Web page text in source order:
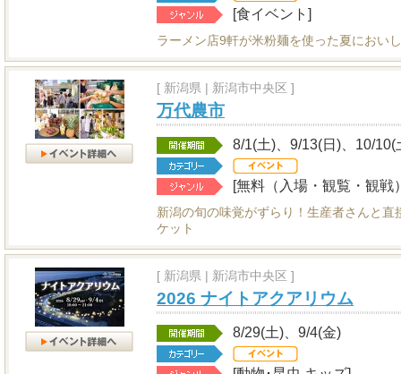
[食イベント]
ラーメン店9軒が米粉麺を使った夏におい
[ 新潟県 | 新潟市中央区 ]
万代農市
8/1(土)、9/13(日)、10/10(
[無料（入場・観覧・観戦
新潟の旬の味覚がずらり！生産者さんと
ケット
[ 新潟県 | 新潟市中央区 ]
2026 ナイトアクアリウム
8/29(土)、9/4(金)